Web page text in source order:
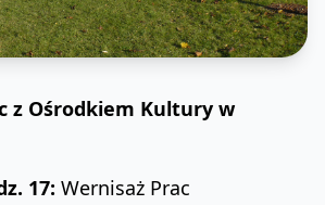
z Ośrodkiem Kultury w
17: Wernisaż Prac